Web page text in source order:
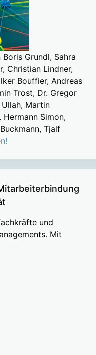
Grundl, Sahra
Christian Lindner,
Bouffier, Andreas
Trost, Dr. Gregor
Ullah, Martin
Hermann Simon,
Tjalf
und
Mit